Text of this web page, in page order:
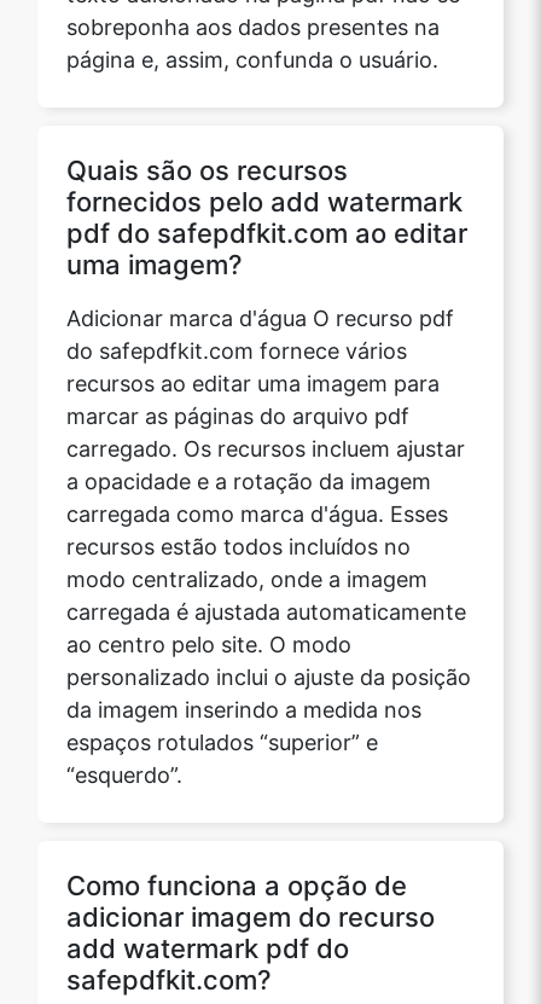
sobreponha aos dados presentes na
página e, assim, confunda o usuário.
Quais são os recursos
fornecidos pelo add watermark
pdf do safepdfkit.com ao editar
uma imagem?
Adicionar marca d'água O recurso pdf
do safepdfkit.com fornece vários
recursos ao editar uma imagem para
marcar as páginas do arquivo pdf
carregado. Os recursos incluem ajustar
a opacidade e a rotação da imagem
carregada como marca d'água. Esses
recursos estão todos incluídos no
modo centralizado, onde a imagem
carregada é ajustada automaticamente
ao centro pelo site. O modo
personalizado inclui o ajuste da posição
da imagem inserindo a medida nos
espaços rotulados “superior” e
“esquerdo”.
Como funciona a opção de
adicionar imagem do recurso
add watermark pdf do
safepdfkit.com?